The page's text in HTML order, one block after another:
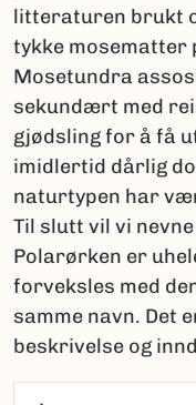
litteraturen brukt
tykke mosematter
Mosetundra
sekundært med
gjødsling for å få
imidlertid dårlig
naturtypen har
Til slutt vil vi
Polarørken er
forveksles med
samme navn. Det
beskrivelse og